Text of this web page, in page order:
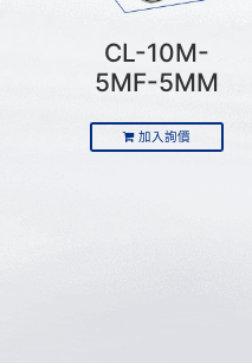
CL-10M-
5MF-5MM
加入詢價